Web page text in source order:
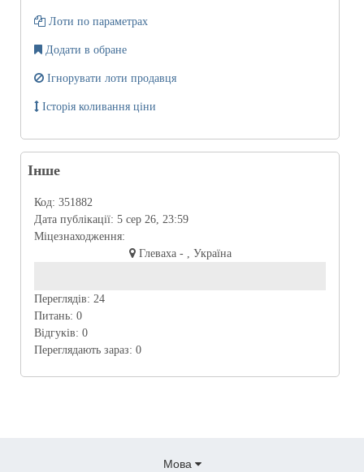
Лоти по параметрах
Додати в обране
Ігнорувати лоти продавця
Історія коливання ціни
Інше
Код: 351882
Дата публікації: 5 сер 26, 23:59
Міцезнаходження:
Глеваха - , Україна
Переглядів: 24
Питань: 0
Відгуків: 0
Переглядають зараз: 0
Мова